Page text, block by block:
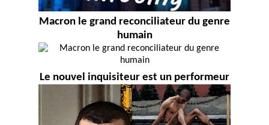
Macron le grand reconciliateur du genre
humain
Le nouvel inquisiteur est un performeur